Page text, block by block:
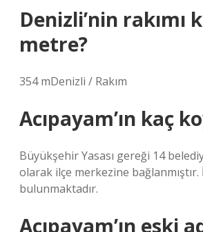
Denizli’nin rakımı
metre?
354 mDenizli / Rakım
Acıpayam’ın kaç
Büyükşehir Yasası gereği 14
olarak ilçe merkezine bağlanmıştır.
bulunmaktadır.
Acıpayam’ın eski